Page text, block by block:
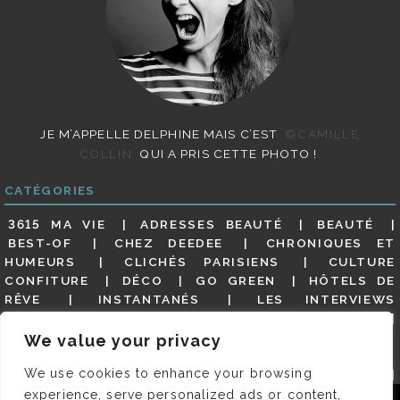
We value your privacy
We use cookies to enhance your browsing
experience, serve personalized ads or content,
JE M’APPELLE DELPHINE MAIS C’EST
©CAMILLE
COLLIN
QUI A PRIS CETTE PHOTO !
CATÉGORIES
3615 MA VIE ADRESSES BEAUTÉ
BEAUTÉ
BEST-OF
CHEZ DEEDEE
CHRONIQUES ET
HUMEURS
CLICHÉS PARISIENS
CULTURE
CONFITURE
DÉCO GO GREEN
HÔTELS DE
RÊVE
INSTANTANÉS
LES INTERVIEWS
MES ADRESSES
MODE NON CLASSÉ
GUIDE
PARIS EN PHOTOS
RESTAURANTS
REVUE DE PRESSE DÉTAILLÉE, SIOU PLAIT